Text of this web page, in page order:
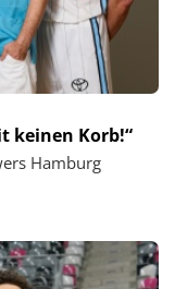
keinen Korb!“
Hamburg